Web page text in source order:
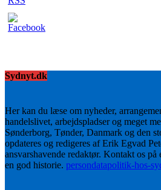
Sydnyt.dk
Her kan du læse om nyheder,
handelslivet, arbejdspladser og meget
Sønderborg, Tønder, Danmark og den
opdateres og redigeres af Erik Egvad
ansvarshavende redaktør. Kontakt os
en god historie. persondatapolitik-hos-